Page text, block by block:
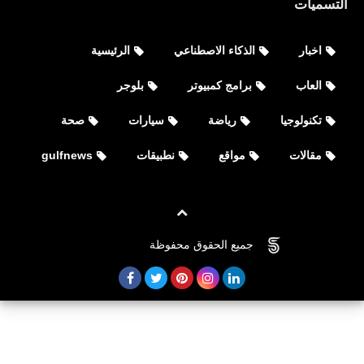
FPS‏ آي أو إس، أندرويد
التسميات
اخبار الذكاء الاصطناعي الرئيسية
العاب برامج كمبيوتر بلوجر
تكنولوجيا رياضة سيارات صحة
مقالات مواقع نطبيقات gulfnews
جميع الحقوق محفوظة